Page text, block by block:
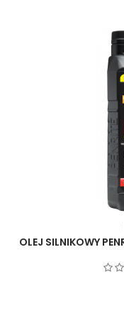
OLEJ SILNIKOWY